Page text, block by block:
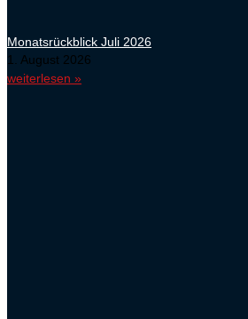
Monatsrückblick Juli 2026
1. August 2026
weiterlesen »